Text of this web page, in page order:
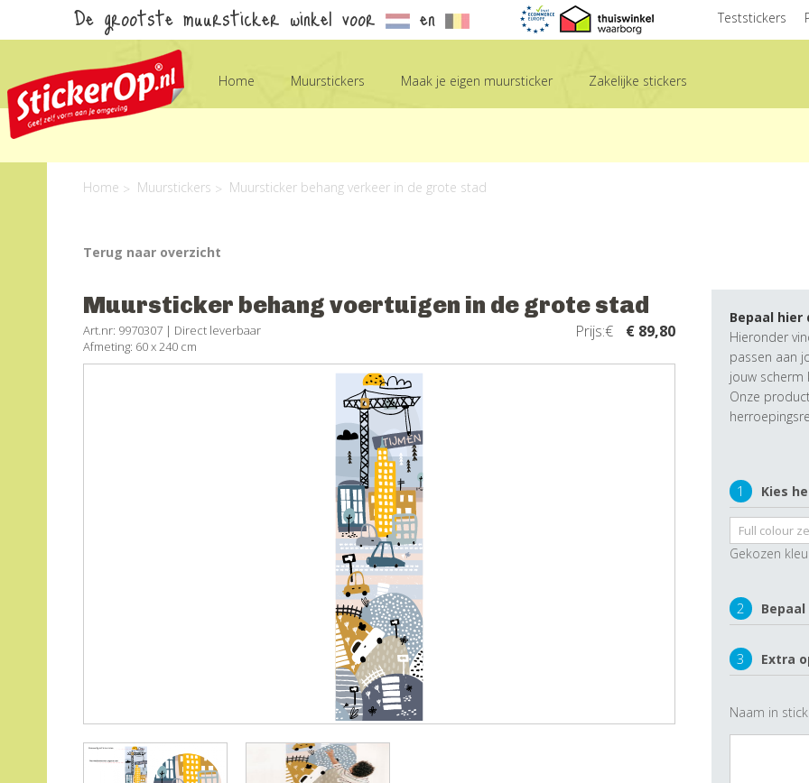
De grootste muursticker winkel voor en Teststickers
Home Muurstickers Maak je eigen muursticker Zakelijke stickers
Home Muurstickers Muursticker behang verkeer in de grote stad
Terug naar overzicht
Muursticker behang voertuigen in de grote stad
Art.nr: 9970307 | Direct leverbaar
Afmeting: 60 x 240 cm
Prijs:€ € 89,80
Bepaal hier
Hieronder
passen aan
jouw scherm
Onze
1 Kies
Gekozen
2
3 Extra
Naam in